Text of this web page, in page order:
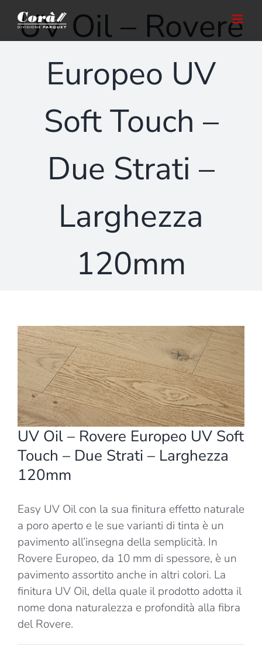
contenuto
UV Oil – Rovere
Europeo UV
Soft Touch –
Due Strati –
Larghezza
120mm
Ingrandisci
immagine
UV Oil – Rovere Europeo UV Soft
Touch – Due Strati – Larghezza
120mm
Easy UV Oil con la sua finitura effetto naturale
a poro aperto e le sue varianti di tinta è un
pavimento all’insegna della semplicità. In
Rovere Europeo, da 10 mm di spessore, è un
pavimento assortito anche in altri colori. La
finitura UV Oil, della quale il prodotto adotta il
nome dona naturalezza e profondità alla fibra
del Rovere.